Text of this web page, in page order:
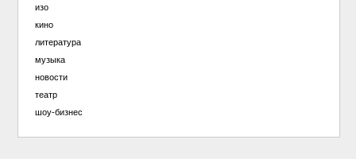
изо
кино
литература
музыка
новости
театр
шоу-бизнес